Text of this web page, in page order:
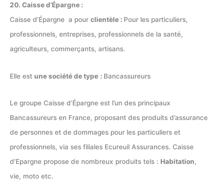
20. Caisse d’Épargne :
Caisse d’Épargne a pour clientèle : Pour les particuliers,
professionnels, entreprises, professionnels de la santé,
agriculteurs, commerçants, artisans.
Elle est une société de type : Bancassureurs
Le groupe Caisse d’Épargne est l’un des principaux
Bancassureurs en France, proposant des produits d’assurance
de personnes et de dommages pour les particuliers et
professionnels, via ses filiales Ecureuil Assurances. Caisse
d’Epargne propose de nombreux produits tels : Habitation,
vie, moto etc.